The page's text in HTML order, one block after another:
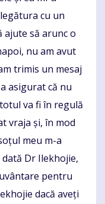
cu un
ajute să arunc o
nu am avut
trimis un mesaj
asigurat că nu
va fi în regulă
vraja și, în mod
meu m-a
Dr Ilekhojie,
pentru
dacă aveți